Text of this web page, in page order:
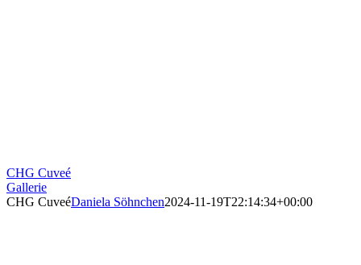
CHG Cuveé
Gallerie
CHG CuveéDaniela Söhnchen2024-11-19T22:14:34+00:00